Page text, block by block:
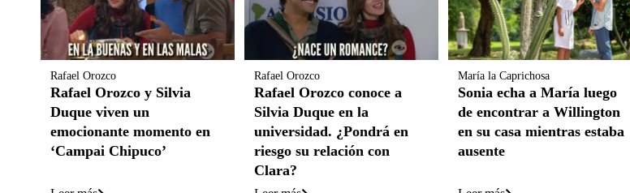
Rafael Orozco
Rafael Orozco y Silvia
Duque viven un
emocionante momento en
‘Campai Chipuco’
Leer más
Rafael Orozco
Rafael Orozco conoce a
Silvia Duque en la
universidad. ¿Pondrá en
riesgo su relación con
Clara?
Leer más
María la Caprichosa
Sonia echa a María luego
de encontrar a Willington
en su casa mientras estaba
ausente
Leer más